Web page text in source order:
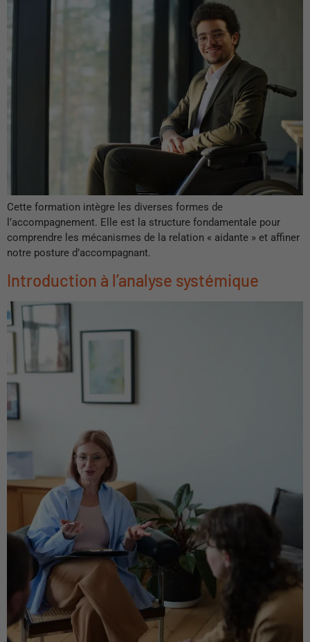
Cette formation intègre les diverses formes de
l’accompagnement. Elle est la structure fondamentale pour
comprendre les mécanismes de la relation « aidante » et affiner
notre posture d’accompagnant.
Introduction à l’analyse systémique